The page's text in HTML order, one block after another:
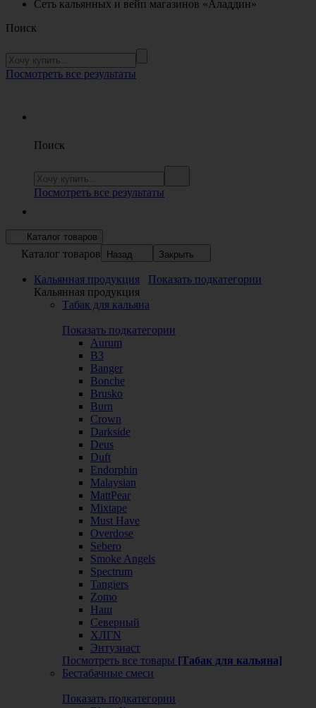
Сеть кальянных и вейп магазинов «Аладдин»
Поиск
Посмотреть все результаты
Поиск
Посмотреть все результаты
Каталог товаров
Каталог товаров Назад Закрыть
Кальянная продукция
Показать подкатегории
Кальянная продукция
Табак для кальяна
Показать подкатегории
Aurum
B3
Banger
Bonche
Brusko
Burn
Crown
Darkside
Deus
Duft
Endorphin
Malaysian
MattPear
Mixtape
Must Have
Overdose
Sebero
Smoke Angels
Spectrum
Tangiers
Zomo
Наш
Северный
ХЛГN
Энтузиаст
Посмотреть все товары [Табак для кальяна]
Бестабачные смеси
Показать подкатегории